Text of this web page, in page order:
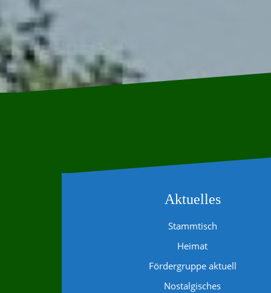
Aktuelles
Stammtisch
Heimat
Fördergruppe aktuell
Nostalgisches